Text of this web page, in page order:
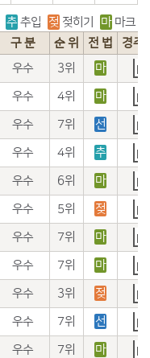
추 추입 젖 젖히기 마 마크
구 분 순 위 전 법
경주
우수 3위 마
우수 4위 마
우수 7위 선
우수 4위 추
우수 6위 마
우수 5위 젖
우수 7위 마
우수 7위 마
우수 3위 젖
우수 7위 선
우수 7위 마